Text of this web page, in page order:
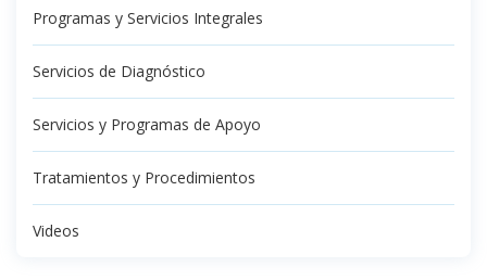
Programas y Servicios Integrales
Servicios de Diagnóstico
Servicios y Programas de Apoyo
Tratamientos y Procedimientos
Videos